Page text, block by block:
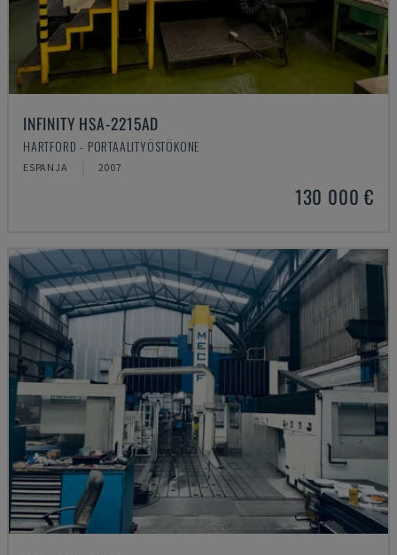
INFINITY HSA-2215AD
HARTFORD - PORTAALITYÖSTÖKONE
ESPANJA 2007
130 000 €